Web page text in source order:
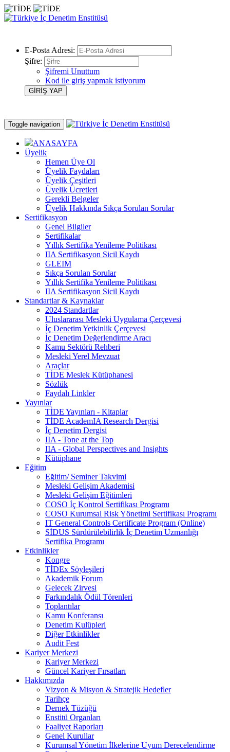
E-Posta Adresi:
Şifre:
Şifremi Unuttum
Kod ile giriş yapmak istiyorum
Toggle navigation
ANASAYFA
Üyelik
Hemen Üye Ol
Üyelik Faydaları
Üyelik Çeşitleri
Üyelik Ücretleri
Gerekli Belgeler
Üyelik Hakkında Sıkça Sorulan Sorular
Sertifikasyon
Genel Bilgiler
Sertifikalar
Yıllık Sertifika Yenileme Politikası
IIA Sertifikasyon Sicil Kaydı
GLEIM
Sıkça Sorulan Sorular
Yıllık Sertifika Yenileme Politikası
IIA Sertifikasyon Sicil Kaydı
Standartlar & Kaynaklar
2024 Standartlar
Uluslararası Mesleki Uygulama Çerçevesi
İç Denetim Yetkinlik Çerçevesi
İç Denetim Değerlendirme Aracı
Kamu Sektörü Rehberi
Mesleki Yerel Mevzuat
Araçlar
TİDE Meslek Kütüphanesi
Sözlük
Faydalı Linkler
Yayınlar
TİDE Yayınları - Kitaplar
TİDE AcademIA Research Dergisi
İç Denetim Dergisi
IIA - Tone at the Top
IIA - Global Perspectives and Insights
Kütüphane
Eğitim
Eğitim/ Seminer Takvimi
Mesleki Gelişim Akademisi
Mesleki Gelişim Eğitimleri
COSO İç Kontrol Sertifikası Programı
COSO Kurumsal Risk Yönetimi Sertifikası Programı
IT General Controls Certificate Program (Online)
SİDUS Sürdürülebilirlik İç Denetim Uzmanlığı
Sertifika Programı
Etkinlikler
Kongre
TİDEx Söyleşileri
Akademik Forum
Gelecek Zirvesi
Farkındalık Ödül Törenleri
Toplantılar
Kamu Konferansı
Denetim Kulüpleri
Diğer Etkinlikler
Audit Fest
Kariyer Merkezi
Kariyer Merkezi
Güncel Kariyer Fırsatları
Hakkımızda
Vizyon & Misyon & Stratejik Hedefler
Tarihçe
Dernek Tüzüğü
Enstitü Organları
Faaliyet Raporları
Genel Kurullar
Kurumsal Yönetim İlkelerine Uyum Derecelendirme